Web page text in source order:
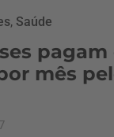
, Saúde
pagam
mês